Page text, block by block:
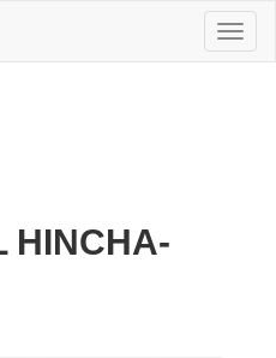
HINCHA-